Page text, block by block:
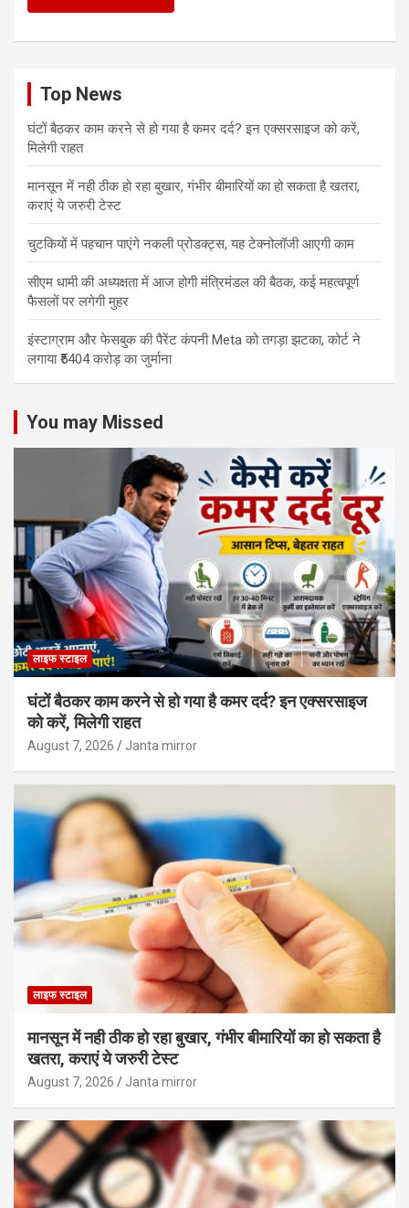
Top News
घंटों बैठकर काम करने से हो गया है कमर दर्द? इन एक्सरसाइज को करें,
मिलेगी राहत
मानसून में नही ठीक हो रहा बुखार, गंभीर बीमारियों का हो सकता है खतरा,
कराएं ये जरुरी टेस्ट
चुटकियों में पहचान पाएंगे नकली प्रोडक्ट्स, यह टेक्नोलॉजी आएगी काम
सीएम धामी की अध्यक्षता में आज होगी मंत्रिमंडल की बैठक, कई महत्वपूर्ण
फैसलों पर लगेगी मुहर
इंस्टाग्राम और फेसबुक की पैरेंट कंपनी Meta को तगड़ा झटका, कोर्ट ने
लगाया ₹5404 करोड़ का जुर्माना
You may Missed
लाइफ स्टाइल
घंटों बैठकर काम करने से हो गया है कमर दर्द? इन एक्सरसाइज
को करें, मिलेगी राहत
August 7, 2026 Janta mirror
लाइफ स्टाइल
मानसून में नही ठीक हो रहा बुखार, गंभीर बीमारियों का हो सकता है
खतरा, कराएं ये जरुरी टेस्ट
August 7, 2026 Janta mirror